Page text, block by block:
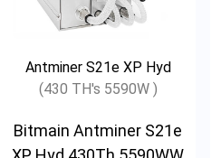
Antminer S21e XP Hyd
(430 TH's 5590W )
Bitmain Antminer S21e